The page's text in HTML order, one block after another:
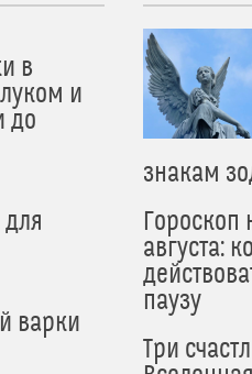
в
и
до
варки
знакам
Гороскоп
августа:
паузу
Три